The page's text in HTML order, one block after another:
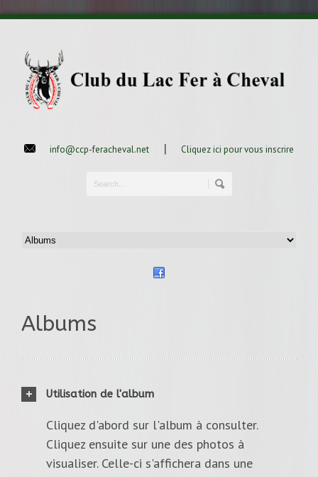
info@ccp-feracheval.net | Cliquez ici pour vous inscrire
Albums
Utilisation de l'album
Cliquez d'abord sur l'album à consulter.
Cliquez ensuite sur une des photos à
visualiser. Celle-ci s'affichera dans une